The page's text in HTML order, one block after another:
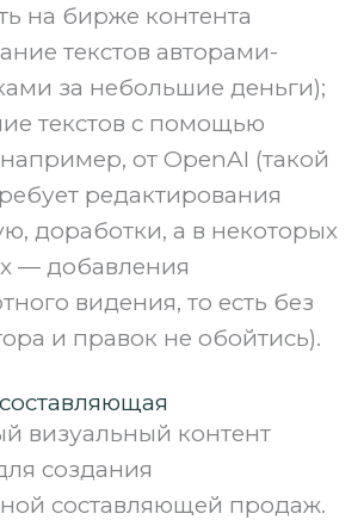
на бирже контента
текстов авторами-
за небольшие деньги);
текстов с помощью
от OpenAI (такой
редактирования
доработки, а в некоторых
— добавления
видения, то есть без
и правок не обойтись).
визуальный контент
создания
составляющей продаж.